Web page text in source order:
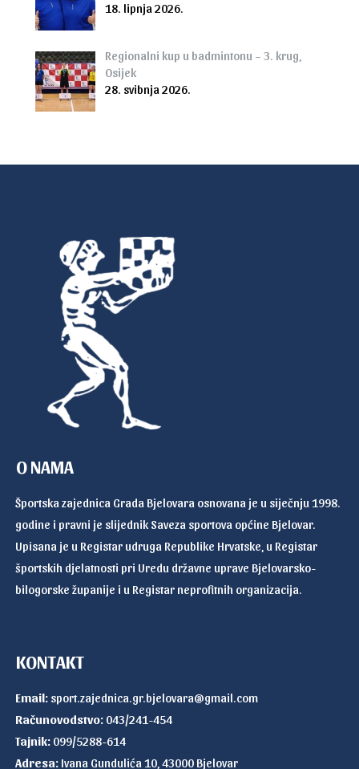
18. lipnja 2026.
Regionalni kup u badmintonu – 3. krug,
Osijek
28. svibnja 2026.
O NAMA
Športska zajednica Grada Bjelovara osnovana je u siječnju 1998.
godine i pravni je slijednik Saveza sportova općine Bjelovar.
Upisana je u Registar udruga Republike Hrvatske, u Registar
športskih djelatnosti pri Uredu državne uprave Bjelovarsko-
bilogorske županije i u Registar neprofitnih organizacija.
KONTAKT
Email: sport.zajednica.gr.bjelovara@gmail.com
Računovodstvo: 043/241-454
Tajnik: 099/5288-614
Adresa: Ivana Gundulića 10, 43000 Bjelovar